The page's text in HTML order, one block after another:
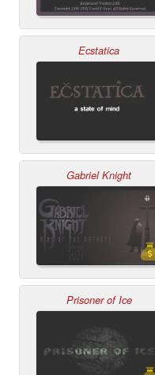
Ecstatica
Gabriel Knight
Prisoner of Ice